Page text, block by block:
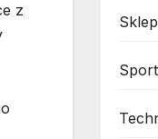
z
Sport